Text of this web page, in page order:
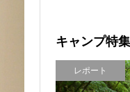
キャンプ特
レポート